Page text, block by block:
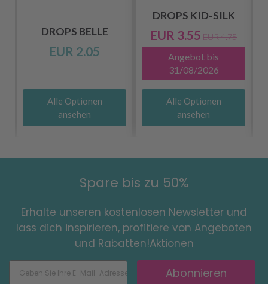
DROPS BELLE
EUR 2.05
Alle Optionen
ansehen
DROPS KID-SILK
EUR 3.55 EUR 4.75
Angebot bis
31/08/2026
Alle Optionen
ansehen
Spare bis zu 50%
Erhalte unseren kostenlosen Newsletter und
lass dich inspirieren, profitiere von Angeboten
und Rabatten!Aktionen
Abonnieren